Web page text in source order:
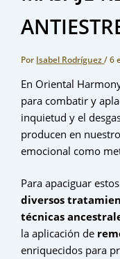
Por Isabel Rodríguez/6
En Oriental
para combatir y
inquietud y el
producen en
emocional como
Para apaciguar
diversos
técnicas
la aplicación de
enriquecidos para